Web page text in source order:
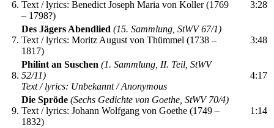
6. Text / lyrics: Benedict Joseph Maria von Koller (1769
– 1798?)
3:28
7.
Des Jägers Abendlied (15. Sammlung, StWV 67/1)
Text / lyrics: Moritz August von Thümmel (1738 –
1817)
3:48
8.
Philint an Suschen (1. Sammlung, II. Teil, StWV
52/11)
Text / lyrics: Unbekannt / Anonymous
4:17
9.
Die Spröde (Sechs Gedichte von Goethe, StWV 70/4)
Text / lyrics: Johann Wolfgang von Goethe (1749 –
1832)
1:14